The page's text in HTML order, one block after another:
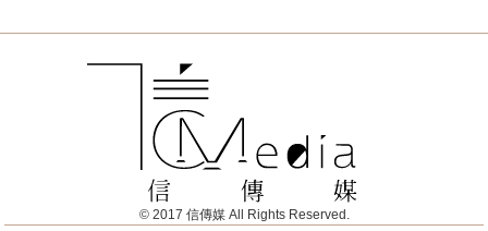
© 2017 信傳媒 All Rights Reserved.